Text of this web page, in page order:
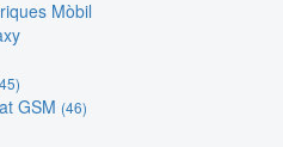
Mòbil
GSM (46)